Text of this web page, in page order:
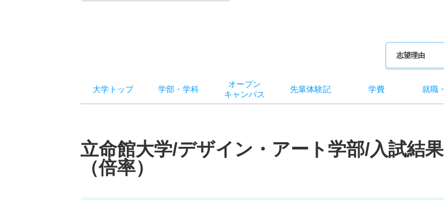
志望理由
大学トップ 学部 ・ 学科
オープン
キャンパス
先輩体験記 学費 就職・
立命館大学/デザイン・アート学部/入試結果
（倍率）